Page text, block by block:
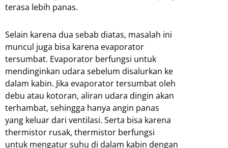
terasa lebih panas.
Selain karena dua sebab diatas, masalah ini
muncul juga bisa karena evaporator
tersumbat. Evaporator berfungsi untuk
mendinginkan udara sebelum disalurkan ke
dalam kabin. Jika evaporator tersumbat oleh
debu atau kotoran, aliran udara dingin akan
terhambat, sehingga hanya angin panas
yang keluar dari ventilasi. Serta bisa karena
thermistor rusak, thermistor berfungsi
untuk mengatur suhu di dalam kabin dengan